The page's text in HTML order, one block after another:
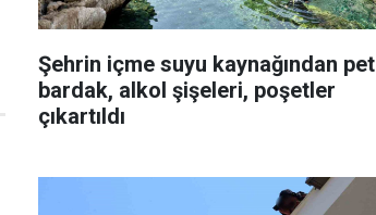
Şehrin içme suyu kaynağından pet
bardak, alkol şişeleri, poşetler
çıkartıldı